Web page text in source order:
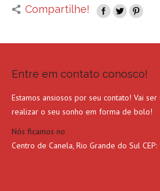
Compartilhe!
Entre em contato conosco!
Estamos ansiosos por seu contato! Vai
realizar o seu sonho em forma de bolo!
Nós ficamos no
Centro de Canela, Rio Grande do Sul